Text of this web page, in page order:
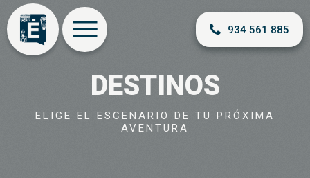
934 561 885
DESTINOS
ELIGE EL ESCENARIO DE TU PRÓXIMA
AVENTURA